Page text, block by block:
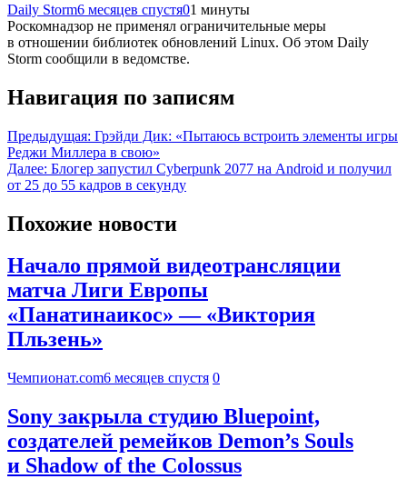
Daily Storm6 месяцев спустя01 минуты
Роскомнадзор не применял ограничительные меры
в отношении библиотек обновлений Linux. Об этом Daily
Storm сообщили в ведомстве.
Навигация по записям
Предыдущая: Грэйди Дик: «Пытаюсь встроить элементы игры
Реджи Миллера в свою»
Далее: Блогер запустил Cyberpunk 2077 на Android и получил
от 25 до 55 кадров в секунду
Похожие новости
Начало прямой видеотрансляции
матча Лиги Европы
«Панатинаикос» — «Виктория
Пльзень»
Чемпионат.com6 месяцев спустя 0
Sony закрыла студию Bluepoint,
создателей ремейков Demon’s Souls
и Shadow of the Colossus